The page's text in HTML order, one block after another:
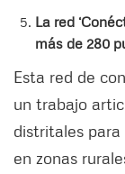
La red
más de 280
Esta red de
un trabajo
distritales
en zonas